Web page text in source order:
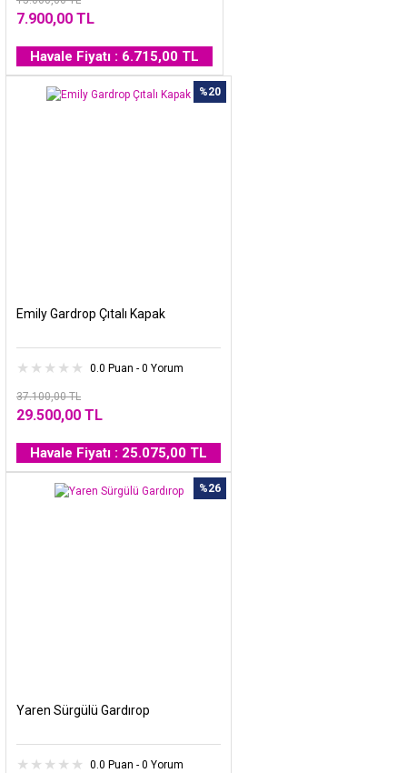
7.900,00 TL
Havale Fiyatı : 6.715,00 TL
%20
Emily Gardrop Çıtalı Kapak
0.0 Puan - 0 Yorum
37.100,00 TL
29.500,00 TL
Havale Fiyatı : 25.075,00 TL
%26
Yaren Sürgülü Gardırop
0.0 Puan - 0 Yorum